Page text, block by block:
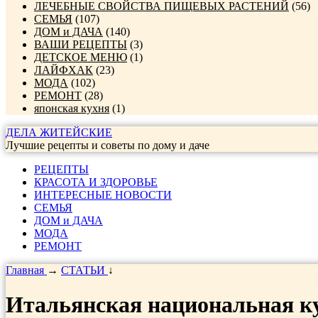
ЛЕЧЕБНЫЕ СВОЙСТВА ПИЩЕВЫХ РАСТЕНИЙ (56)
СЕМЬЯ (107)
ДОМ и ДАЧА (140)
ВАШИ РЕЦЕПТЫ (3)
ДЕТСКОЕ МЕНЮ (1)
ЛАЙФХАК (23)
МОДА (102)
РЕМОНТ (28)
японская кухня (1)
ДЕЛА ЖИТЕЙСКИЕ
Лучшие рецепты и советы по дому и даче
РЕЦЕПТЫ
КРАСОТА И ЗДОРОВЬЕ
ИНТЕРЕСНЫЕ НОВОСТИ
СЕМЬЯ
ДОМ и ДАЧА
МОДА
РЕМОНТ
Главная → СТАТЬИ ↓
Итальянская национальная